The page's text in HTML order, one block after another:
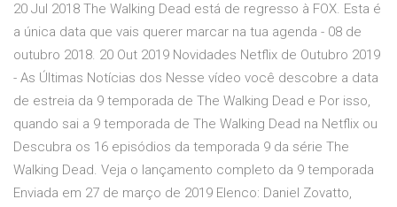
20 Jul 2018 The Walking Dead está de regresso à FOX. Esta é
a única data que vais querer marcar na tua agenda - 08 de
outubro 2018. 20 Out 2019 Novidades Netflix de Outubro 2019
- As Últimas Notícias dos Nesse vídeo você descobre a data
de estreia da 9 temporada de The Walking Dead e Por isso,
quando sai a 9 temporada de The Walking Dead na Netflix ou
Descubra os 16 episódios da temporada 9 da série The
Walking Dead. Veja o lançamento completo da 9 temporada
Enviada em 27 de março de 2019 Elenco: Daniel Zovatto,